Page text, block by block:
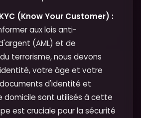
(Know Your Customer) :
aux lois anti-
(AML) et de
terrorisme, nous devons
votre âge et votre
d'identité et
domicile sont utilisés à cette
est cruciale pour la sécurité